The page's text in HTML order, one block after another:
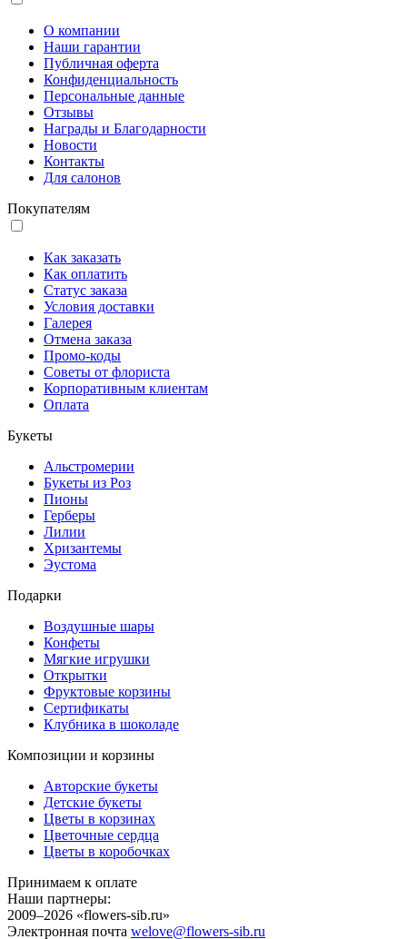
О компании
Наши гарантии
Публичная оферта
Конфиденциальность
Персональные данные
Отзывы
Награды и Благодарности
Новости
Контакты
Для салонов
Покупателям
Как заказать
Как оплатить
Статус заказа
Условия доставки
Галерея
Отмена заказа
Промо-коды
Советы от флориста
Корпоративным клиентам
Оплата
Букеты
Альстромерии
Букеты из Роз
Пионы
Герберы
Лилии
Хризантемы
Эустома
Подарки
Воздушные шары
Конфеты
Мягкие игрушки
Открытки
Фруктовые корзины
Сертификаты
Клубника в шоколаде
Композиции и корзины
Авторские букеты
Детские букеты
Цветы в корзинах
Цветочные сердца
Цветы в коробочках
Принимаем к оплате
Наши партнеры:
2009–2026 «flowers-sib.ru»
Электронная почта welove@flowers-sib.ru